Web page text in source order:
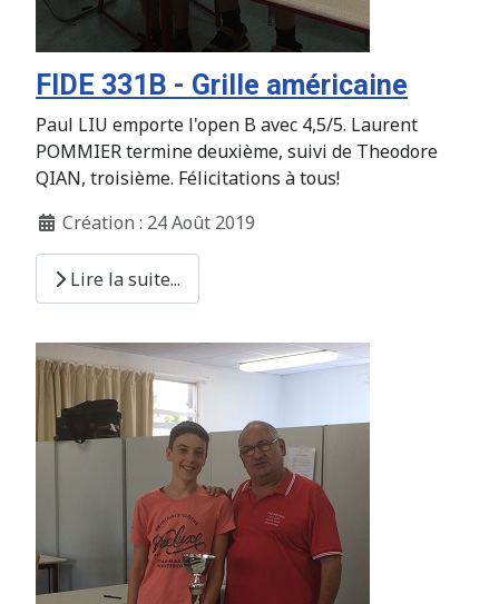
FIDE 331B - Grille américaine
Paul LIU emporte l'open B avec 4,5/5. Laurent
POMMIER termine deuxième, suivi de Theodore
QIAN, troisième. Félicitations à tous!
Création : 24 Août 2019
Lire la suite...